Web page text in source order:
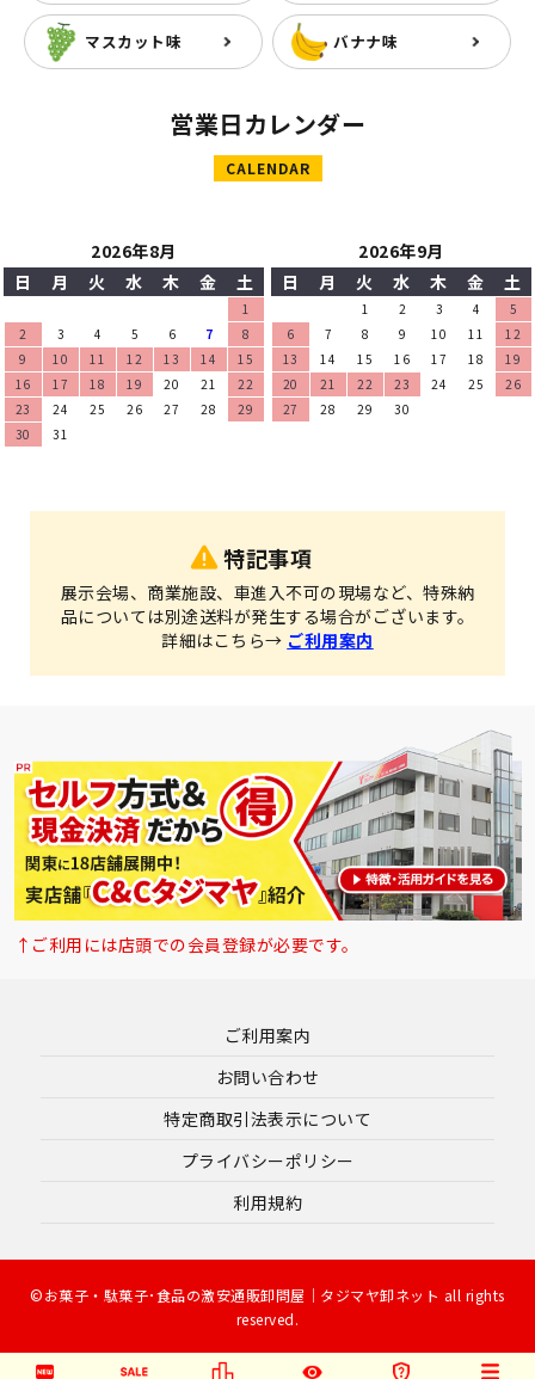
マスカット味 バナナ味
営業日カレンダー
CALENDAR
2026年8月
日
月 火 水 木 金 土
1
2
3 4 5 6 7
8
9
10 11 12 13 14
15
16
17 18 19 20 21
22
23
24 25 26 27 28
29
30
31
2026年9月
日
月 火 水 木 金 土
1 2 3 4
5
6
7 8 9 10 11
12
13
14 15 16 17 18
19
20
21 22 23 24 25
26
27
28 29 30
特記事項
展示会場、商業施設、車進入不可の現場など、特殊納
品については別途送料が発生する場合がございます。
詳細はこちら→ ご利用案内
↑ご利用には店頭での会員登録が必要です。
ご利用案内
お問い合わせ
特定商取引法表示について
プライバシーポリシー
利用規約
©お菓子・駄菓子･食品の激安通販卸問屋｜タジマヤ卸ネット all rights
reserved.